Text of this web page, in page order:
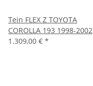
Tein FLEX Z TOYOTA
COROLLA 193 1998-2002
1.309,00 € *